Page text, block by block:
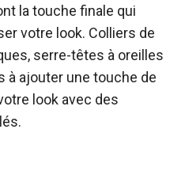
la touche finale qui
votre look. Colliers de
serre-têtes à oreilles
à ajouter une touche de
look avec des